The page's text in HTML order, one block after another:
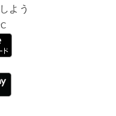
よう